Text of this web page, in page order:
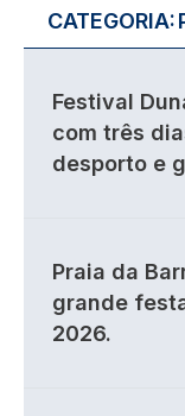
CATEGORIA:
Festival
com três
desporto e
Praia da
grande
2026.